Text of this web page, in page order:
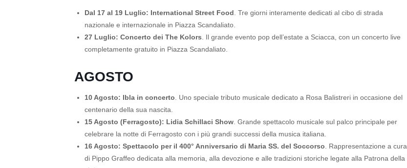
Dal 17 al 19 Luglio: International Street Food . Tre giorni interamente dedicati al cibo di strada
nazionale e internazionale in Piazza Scandaliato.
27 Luglio: Concerto dei The Kolors . Il grande evento pop dell’estate a Sciacca, con un concerto live
completamente gratuito in Piazza Scandaliato.
AGOSTO
10 Agosto: Ibla in concerto . Uno speciale tributo musicale dedicato a Rosa Balistreri in occasione del
centenario della sua nascita.
15 Agosto (Ferragosto): Lidia Schillaci Show . Grande spettacolo musicale sul palco principale per
celebrare la notte di Ferragosto con i più grandi successi della musica italiana.
16 Agosto: Spettacolo per il 400° Anniversario di Maria SS. del Soccorso . Rappresentazione a cura
di Pippo Graffeo dedicata alla memoria, alla devozione e alle tradizioni storiche legate alla Patrona della